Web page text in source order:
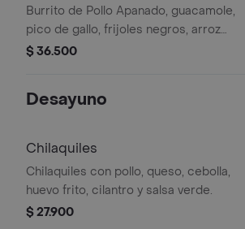
Burrito de Pollo Apanado, guacamole,
pico de gallo, frijoles negros, arroz
achiote, lechuga y queso.
$ 36.500
Desayuno
Chilaquiles
Chilaquiles con pollo, queso, cebolla,
huevo frito, cilantro y salsa verde.
$ 27.900